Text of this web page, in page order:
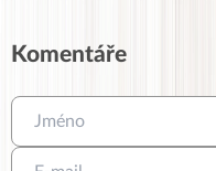
Komentáře